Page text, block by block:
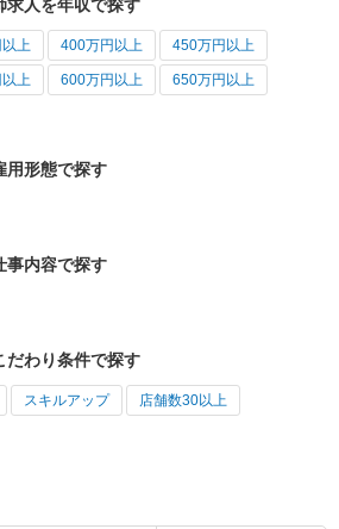
求人を年収で探す
上 400万円以上 450万円以上
上 600万円以上 650万円以上
用形態で探す
事内容で探す
だわり条件で探す
スキルアップ 店舗数30以上